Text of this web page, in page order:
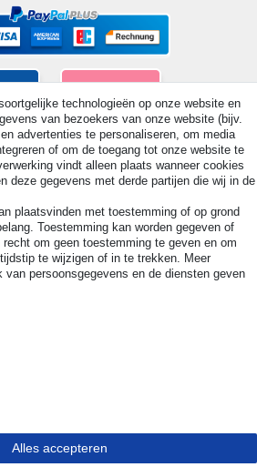
rechten voorbehouden. - All rights
VAT. 19% VAT Basic prices see article detail
technologieën op onze website en
van bezoekers van onze website (bijv.
advertenties te personaliseren, om media
of om de toegang tot onze website te
vindt alleen plaats wanneer cookies
deze gegevens met derde partijen die wij in de
plaatsvinden met toestemming of op grond
Toestemming kan worden gegeven of
om geen toestemming te geven en om
te wijzigen of in te trekken. Meer
van persoonsgegevens en de diensten geven
Alles accepteren
uitoefenen